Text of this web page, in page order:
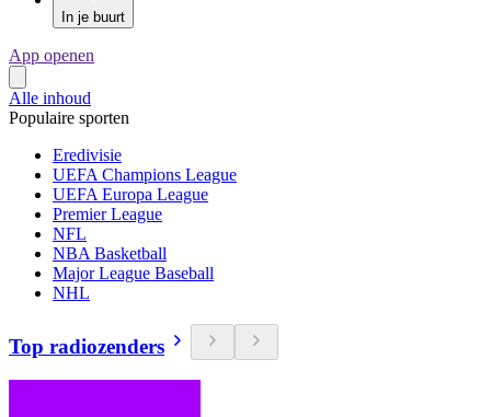
In je buurt
App openen
Alle inhoud
Populaire sporten
Eredivisie
UEFA Champions League
UEFA Europa League
Premier League
NFL
NBA Basketball
Major League Baseball
NHL
Top radiozenders